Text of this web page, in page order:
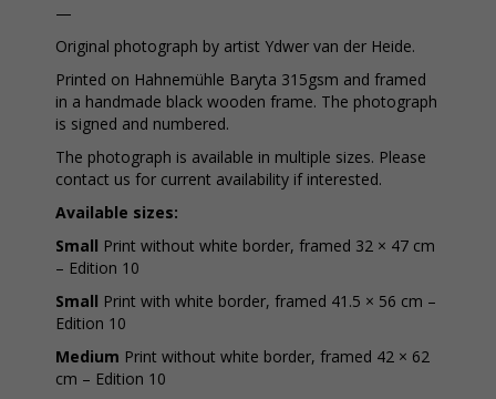
—
Original photograph by artist Ydwer van der Heide.
Printed on Hahnemühle Baryta 315gsm and framed
in a handmade black wooden frame. The photograph
is signed and numbered.
The photograph is available in multiple sizes. Please
contact us for current availability if interested.
Available sizes:
Small Print without white border, framed 32 × 47 cm
– Edition 10
Small Print with white border, framed 41.5 × 56 cm –
Edition 10
Medium Print without white border, framed 42 × 62
cm – Edition 10